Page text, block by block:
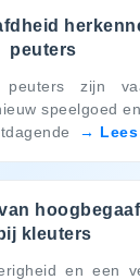
peuters
peuters zijn
speelgoed
bij kleuters
en een